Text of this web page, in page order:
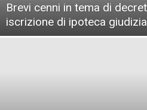
Brevi cenni in tema di
iscrizione di ipoteca